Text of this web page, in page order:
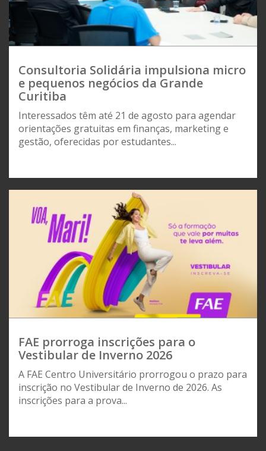
Consultoria Solidária impulsiona micro
e pequenos negócios da Grande
Curitiba
Interessados têm até 21 de agosto para agendar
orientações gratuitas em finanças, marketing e
gestão, oferecidas por estudantes...
FAE prorroga inscrições para o
Vestibular de Inverno 2026
A FAE Centro Universitário prorrogou o prazo para
inscrição no Vestibular de Inverno de 2026. As
inscrições para a prova...